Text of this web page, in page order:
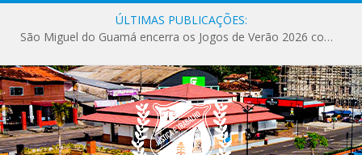
ÚLTIMAS PUBLICAÇÕES:
São Miguel do Guamá encerra os Jogos de Verão 2026 com sucesso de público e competições.